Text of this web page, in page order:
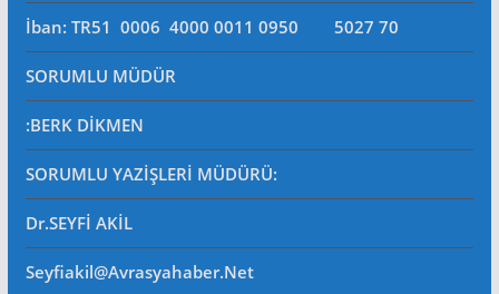
İban: TR51 0006 4000 0011 0950 5027 70
SORUMLU MÜDÜR
:BERK DİKMEN
SORUMLU YAZİŞLERİ MÜDÜRÜ:
Dr.SEYFİ AKİL
Seyfiakil@avrasyahaber.net